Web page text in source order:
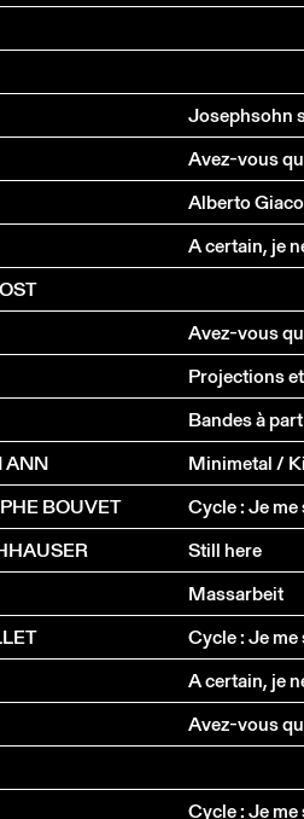
Josephsohn
Avez-vous
Alberto
A certain, je
Avez-vous
Projections
Bandes à part
ANN
Minimetal /
BOUVET
Cycle : Je
Still here
Massarbeit
Cycle : Je
A certain, je
Avez-vous
Cycle : Je